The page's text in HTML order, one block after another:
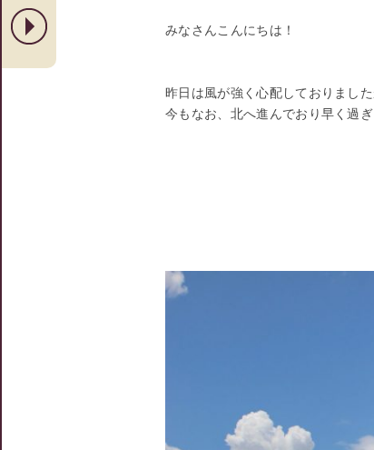
みなさんこんにちは！
昨日は風が強く心配しておりまし
今もなお、北へ進んでおり早く過